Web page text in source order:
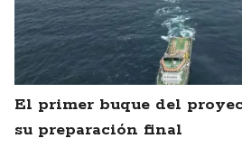
El primer buque del
su preparación final